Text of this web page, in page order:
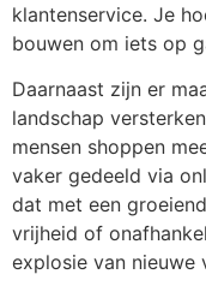
klantenservice. Je
bouwen om iets op
Daarnaast zijn er
landschap
mensen shoppen
vaker gedeeld via
dat met een
vrijheid of
explosie van nieuwe